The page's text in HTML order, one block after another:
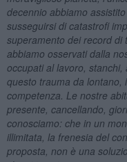
decennio abbiamo
susseguirsi di catastrofi
superamento dei record di
abbiamo osservati dalla
occupati al lavoro,
questo trauma da lontano,
competenza. Le nostre
presente, cancellando,
conosciamo: che in un
illimitata, la frenesia del
proposta, non è una